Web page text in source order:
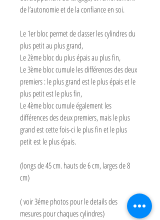
de l’autonomie et de la confiance en soi.
Le 1er bloc permet de classer les cylindres du
plus petit au plus grand,
Le 2ème bloc du plus épais au plus fin,
Le 3ème bloc cumule les différences des deux
premiers : le plus grand est le plus épais et le
plus petit est le plus fin,
Le 4ème bloc cumule également les
différences des deux premiers, mais le plus
grand est cette fois-ci le plus fin et le plus
petit est le plus épais.
(longs de 45 cm. hauts de 6 cm, larges de 8
cm)
( voir 3éme photos pour le details des
mesures pour chaques cylindres)